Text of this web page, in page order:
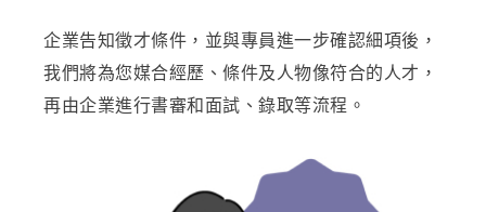
企業告知徵才條件，並與專員進一步確認細項後，
我們將為您媒合經歷、條件及人物像符合的人才，
再由企業進行書審和面試、錄取等流程。